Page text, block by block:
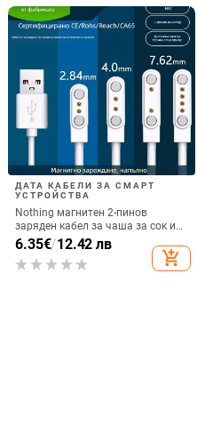
ДАТА КАБЕЛИ ЗА СМАРТ
УСТРОЙСТВА
Nothing магнитен 2-пинов
заряден кабел за чаша за сок и
смарт часовник – 60 см, силен
магнит N52, 7,62 мм разстояние
между пиновете
6.35€/12.42 лв
add_shopping_cart